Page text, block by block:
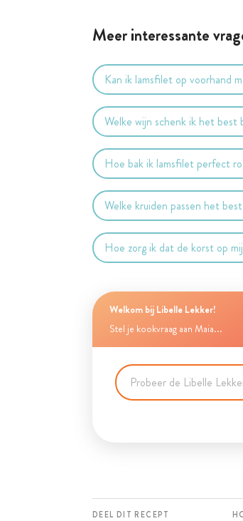
Meer interessante
Kan ik lamsfilet op voorhand
Welke wijn schenk ik het best
Hoe bak ik lamsfilet perfect
Welke kruiden passen het
Hoe zorg ik dat de korst op
Welkom bij Libelle Lekker!
Stel je kookvraag aan Maia...
DEEL DIT RECEPT